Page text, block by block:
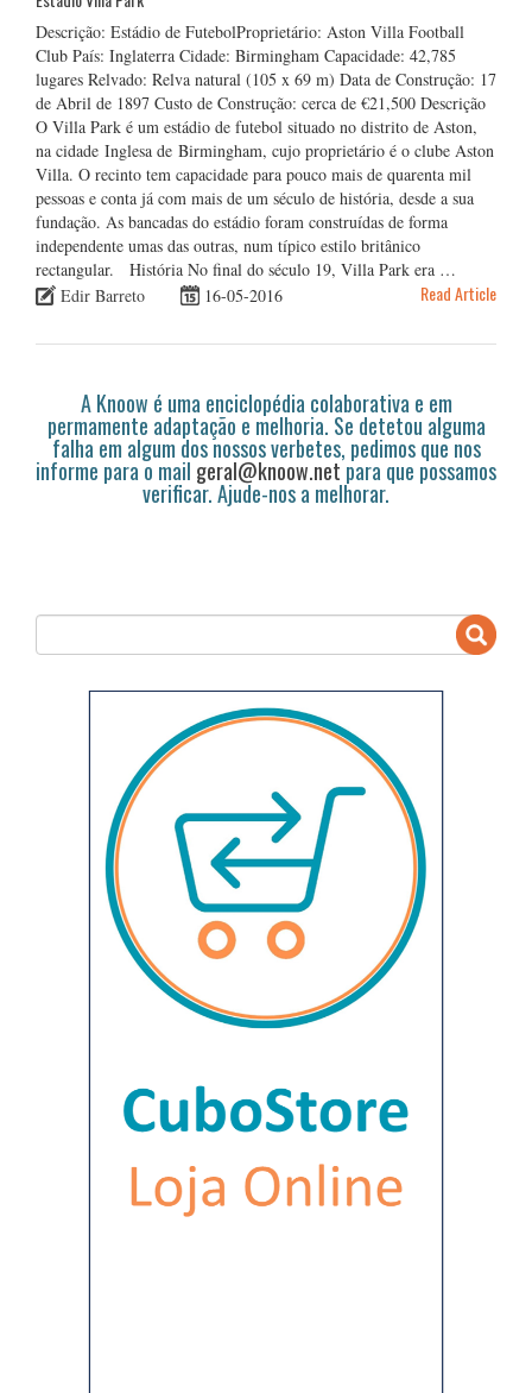
Descrição: Estádio de FutebolProprietário: Aston Villa Football
Club País: Inglaterra Cidade: Birmingham Capacidade: 42,785
lugares Relvado: Relva natural (105 x 69 m) Data de Construção: 17
de Abril de 1897 Custo de Construção: cerca de €21,500 Descrição
O Villa Park é um estádio de futebol situado no distrito de Aston,
na cidade Inglesa de Birmingham, cujo proprietário é o clube Aston
Villa. O recinto tem capacidade para pouco mais de quarenta mil
pessoas e conta já com mais de um século de história, desde a sua
fundação. As bancadas do estádio foram construídas de forma
independente umas das outras, num típico estilo britânico
rectangular. História No final do século 19, Villa Park era …
Edir Barreto
16-05-2016 Read Article
A Knoow é uma enciclopédia colaborativa e em
permamente adaptação e melhoria. Se detetou alguma
falha em algum dos nossos verbetes, pedimos que nos
informe para o mail geral@knoow.netpara que possamos
verificar. Ajude-nos a melhorar.